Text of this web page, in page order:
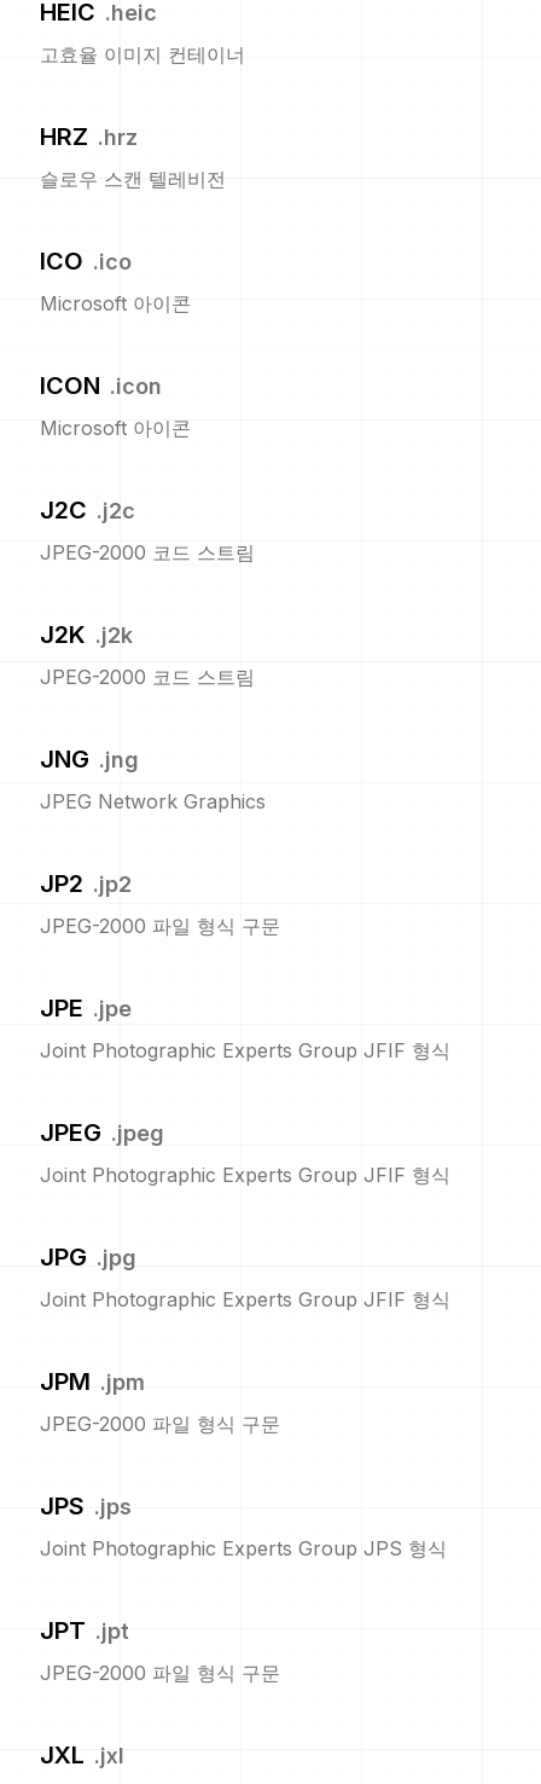
HEIC .heic
고효율 이미지 컨테이너
HRZ .hrz
슬로우 스캔 텔레비전
ICO .ico
Microsoft 아이콘
ICON .icon
Microsoft 아이콘
J2C .j2c
JPEG-2000 코드 스트림
J2K .j2k
JPEG-2000 코드 스트림
JNG .jng
JPEG Network Graphics
JP2 .jp2
JPEG-2000 파일 형식 구문
JPE .jpe
Joint Photographic Experts Group JFIF 형식
JPEG .jpeg
Joint Photographic Experts Group JFIF 형식
JPG .jpg
Joint Photographic Experts Group JFIF 형식
JPM .jpm
JPEG-2000 파일 형식 구문
JPS .jps
Joint Photographic Experts Group JPS 형식
JPT .jpt
JPEG-2000 파일 형식 구문
JXL .jxl